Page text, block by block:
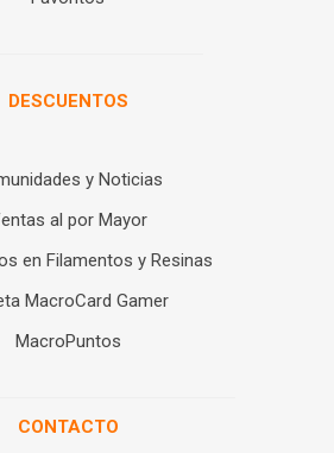
DESCUENTOS
y Noticias
al por Mayor
en Filamentos y Resinas
MacroCard Gamer
MacroPuntos
CONTACTO